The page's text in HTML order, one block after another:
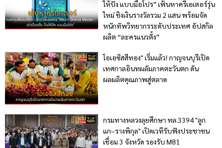
ให้ปัง แบบมือโปร” เฟ้นหาครีเอเตอร์รุ่น
ใหม่ ชิงเงินรางวัลรวม 2 แสน พร้อมจัด
หนักทัพวิทยากรระดับประเทศ อัปสกิล
ผลิต “ละครแนวตั้ง”
โอเอซิสสีทอง" เริ่มแล้ว! กาญจนบุรีเปิด
เทศกาลอินทผลัมภาคตะวันตก ดัน
ผลผลิตคุณภาพสู่ตลาด
กรมทางหลวงลุยศึกษา ทล.3394 "ลูก
แก–รางพิกุล" เปิดเวทีรับฟังประชาชน
เชื่อม 3 จังหวัด รองรับ M81